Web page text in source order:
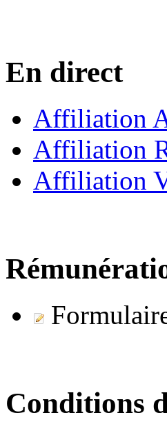
En direct
Affiliation
Affiliation
Affiliation
Conditions